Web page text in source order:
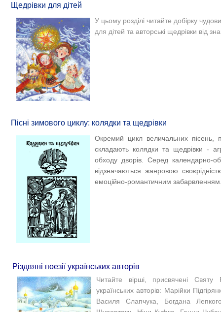
Щедрівки для дітей
У цьому розділі читайте добірку
для дітей та авторські щедрівки від
Пісні зимового циклу: колядки та щедрівки
Окремий цикл величальних пісень,
складають колядки та щедрівки -
обходу дворів. Серед календарно-
відзначаються жанровою
емоційно-романтичним
Різдвяні поезії українських авторів
Читайте вірші, присвячені Святу
українських авторів: Марійки
Василя Слапчука, Богдана